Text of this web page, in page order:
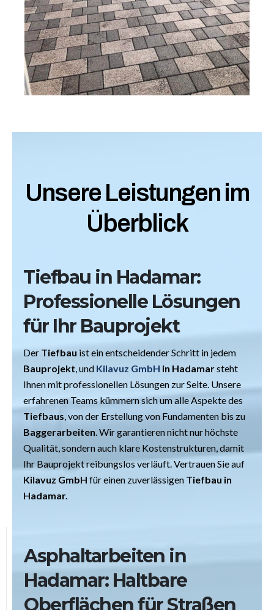
Unsere Leistungen im
Überblick
Tiefbau in Hadamar:
Professionelle Lösungen
für Ihr Bauprojekt
Der Tiefbau ist ein entscheidender Schritt in jedem
Bauprojekt, und Kilavuz GmbH in Hadamarsteht
Ihnen mit professionellen Lösungen zur Seite. Unsere
erfahrenen Teams kümmern sich um alle Aspekte des
Tiefbaus, von der Erstellung von Fundamenten bis zu
Baggerarbeiten. Wir garantieren nicht nur höchste
Qualität, sondern auch klare Kostenstrukturen, damit
Ihr Bauprojekt reibungslos verläuft. Vertrauen Sie auf
Kilavuz GmbH für einen zuverlässigen Tiefbau in
Hadamar.
Asphaltarbeiten in
Hadamar: Haltbare
Oberflächen für Straßen